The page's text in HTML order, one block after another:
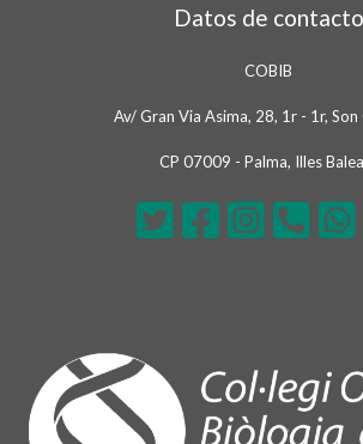
Datos de contacto
COBIB
Av/ Gran Via Asima, 28, 1r - 1r, Son
CP 07009 - Palma, Illes